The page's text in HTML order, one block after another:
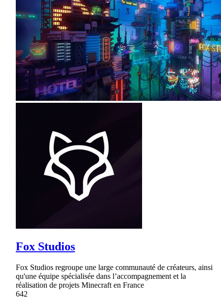
Fox Studios
Fox Studios regroupe une large communauté de créateurs, ainsi
qu'une équipe spécialisée dans l’accompagnement et la
réalisation de projets Minecraft en France
642